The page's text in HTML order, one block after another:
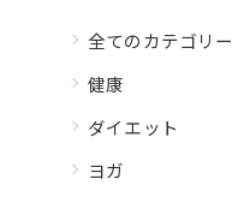
全てのカテゴリー
健康
ダイエット
ヨガ